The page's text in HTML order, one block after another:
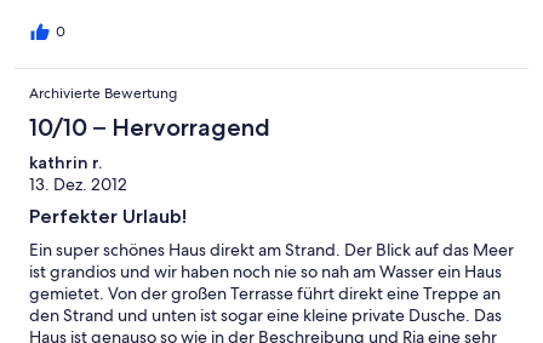
besten Olivenöls der Welt, das in der Ölmühle ihrer Familie
radfahren und sich auch einiges (Natur, Kultur) ansehen. Ein
Mietwagen ist ratsam. Alles in allem: das perfekte Domizil für
einen perfekten Urlaub!
0
Archivierte Bewertung
10/10 – Hervorragend
kathrin r.
13. Dez. 2012
Perfekter Urlaub!
Ein super schönes Haus direkt am Strand. Der Blick auf das Meer
ist grandios und wir haben noch nie so nah am Wasser ein Haus
gemietet. Von der großen Terrasse führt direkt eine Treppe an
den Strand und unten ist sogar eine kleine private Dusche. Das
Haus ist genauso so wie in der Beschreibung und Ria eine sehr